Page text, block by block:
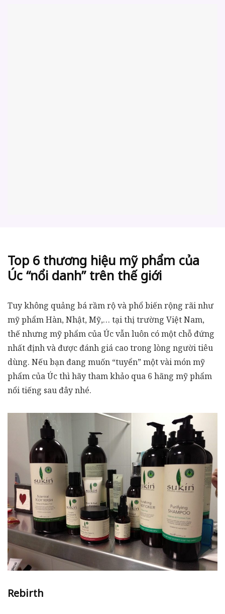
Top 6 thương hiệu mỹ phẩm của
Úc “nổi danh” trên thế giới
Tuy không quảng bá rầm rộ và phổ biến rộng rãi như
mỹ phẩm Hàn, Nhật, Mỹ,… tại thị trường Việt Nam,
thế nhưng mỹ phẩm của Úc vẫn luôn có một chỗ đứng
nhất định và được đánh giá cao trong lòng người tiêu
dùng. Nếu bạn đang muốn “tuyển” một vài món mỹ
phẩm của Úc thì hãy tham khảo qua 6 hãng mỹ phẩm
nổi tiếng sau đây nhé.
Rebirth